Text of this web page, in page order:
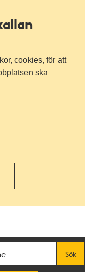
cookies, för att
ska
Sök